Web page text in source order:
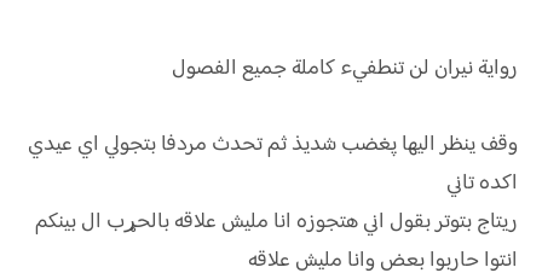
روايةنيران لن تنطفيء كاملة جميع الفصول
وقف ينظر اليها پغضب شديذ ثم تحدث مردفا بتجولي اي عيدي
اكده تاني
ريتاج بتوتر بقول اني هتجوزه انا مليش علاقه بالحړب ال بينكم
انتوا حاربوا بعض وانا مليش علاقه